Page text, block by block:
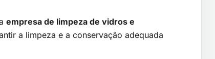
empresa de limpeza de vidros e
a limpeza e a conservação adequada